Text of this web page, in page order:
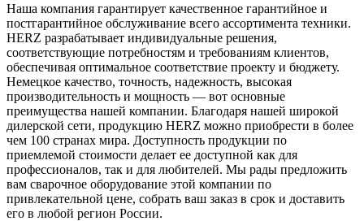
Наша компания гарантирует качественное гарантийное и
постгарантийное обслуживание всего ассортимента техники.
HERZ разрабатывает индивидуальные решения,
соответствующие потребностям и требованиям клиентов,
обеспечивая оптимальное соответствие проекту и бюджету.
Немецкое качество, точность, надежность, высокая
производительность и мощность — вот основные
преимущества нашей компании. Благодаря нашей широкой
дилерской сети, продукцию HERZ можно приобрести в более
чем 100 странах мира. Доступность продукции по
приемлемой стоимости делает ее доступной как для
профессионалов, так и для любителей. Мы рады предложить
вам сварочное оборудование этой компании по
привлекательной цене, собрать ваш заказ в срок и доставить
его в любой регион России.